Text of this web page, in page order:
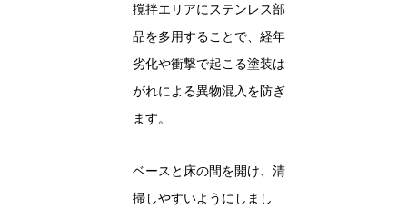
撹拌エリアにステンレス部
品を多用することで、経年
劣化や衝撃で起こる塗装は
がれによる異物混入を防ぎ
ます。
ベースと床の間を開け、清
掃しやすいようにしまし